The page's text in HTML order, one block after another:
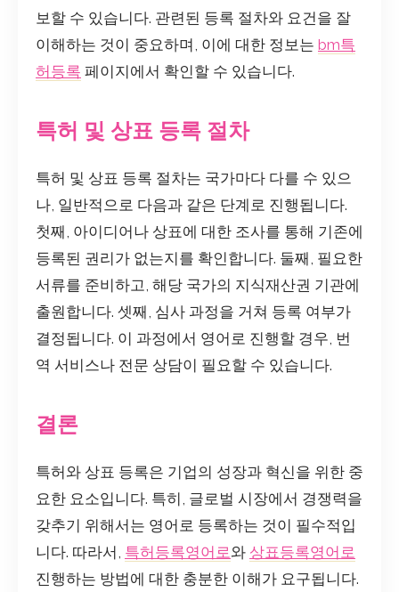
보할 수 있습니다. 관련된 등록 절차와 요건을 잘
이해하는 것이 중요하며, 이에 대한 정보는 bm특
허등록 페이지에서 확인할 수 있습니다.
특허 및 상표 등록 절차
특허 및 상표 등록 절차는 국가마다 다를 수 있으
나, 일반적으로 다음과 같은 단계로 진행됩니다.
첫째, 아이디어나 상표에 대한 조사를 통해 기존에
등록된 권리가 없는지를 확인합니다. 둘째, 필요한
서류를 준비하고, 해당 국가의 지식재산권 기관에
출원합니다. 셋째, 심사 과정을 거쳐 등록 여부가
결정됩니다. 이 과정에서 영어로 진행할 경우, 번
역 서비스나 전문 상담이 필요할 수 있습니다.
결론
특허와 상표 등록은 기업의 성장과 혁신을 위한 중
요한 요소입니다. 특히, 글로벌 시장에서 경쟁력을
갖추기 위해서는 영어로 등록하는 것이 필수적입
니다. 따라서, 특허등록영어로 와 상표등록영어로
진행하는 방법에 대한 충분한 이해가 요구됩니다.